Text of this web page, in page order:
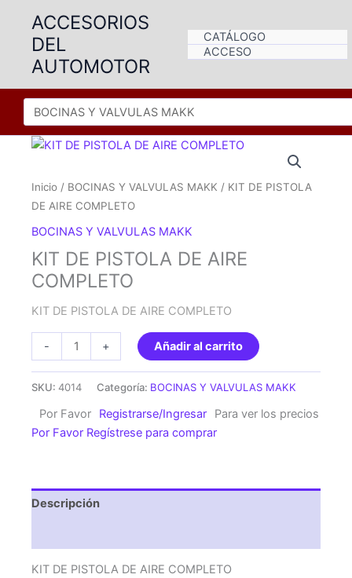
contenido
ACCESORIOS
DEL
AUTOMOTOR
CATÁLOGO
ACCESO
Inicio / BOCINAS Y VALVULAS MAKK / KIT DE PISTOLA
DE AIRE COMPLETO
BOCINAS Y VALVULAS MAKK
KIT DE PISTOLA DE AIRE
COMPLETO
KIT DE PISTOLA DE AIRE COMPLETO
-
DE
AIRE
COMPLETO
+ Añadir al carrito
SKU: 4014 Categoría: BOCINAS Y VALVULAS MAKK
Por Favor Registrarse/Ingresar
Para ver los precios
Por Favor Regístrese para comprar
Descripción
KIT DE PISTOLA DE AIRE COMPLETO